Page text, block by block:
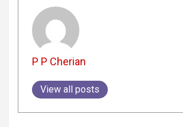
P P Cherian
View all posts